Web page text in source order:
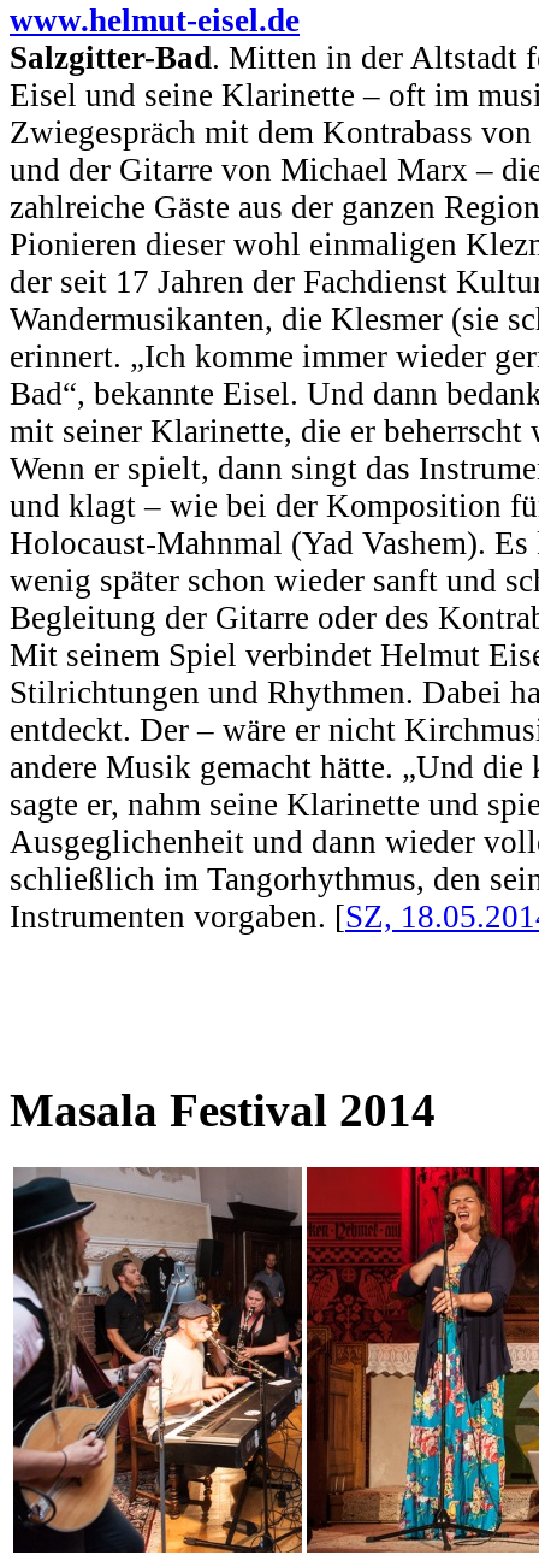
www.helmut-eisel.de
Salzgitter-Bad. Mitten in der Altstadt
Eisel und seine Klarinette – oft im
Zwiegespräch mit dem Kontrabass
und der Gitarre von Michael Marx –
zahlreiche Gäste aus der ganzen
Pionieren dieser wohl einmaligen
der seit 17 Jahren der Fachdienst
Wandermusikanten, die Klesmer (sie
erinnert. „Ich komme immer wieder
Bad“, bekannte Eisel. Und dann
mit seiner Klarinette, die er beherrscht
Wenn er spielt, dann singt das
und klagt – wie bei der Komposition
Holocaust-Mahnmal (Yad Vashem).
wenig später schon wieder sanft und
Begleitung der Gitarre oder des
Mit seinem Spiel verbindet Helmut
Stilrichtungen und Rhythmen. Dabei
entdeckt. Der – wäre er nicht
andere Musik gemacht hätte. „Und
sagte er, nahm seine Klarinette und
Ausgeglichenheit und dann wieder
schließlich im Tangorhythmus, den
Instrumenten vorgaben. [SZ,
Masala Festival 2014